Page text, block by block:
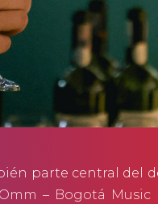
parte central del
– Bogotá Music